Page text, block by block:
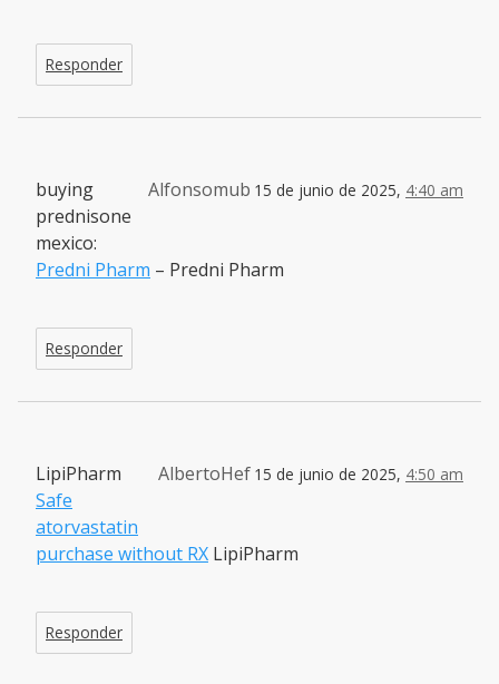
Responder
Alfonsomub 15 de junio de 2025, 4:40 am
buying
prednisone
mexico:
Predni Pharm – Predni Pharm
Responder
AlbertoHef 15 de junio de 2025, 4:50 am
LipiPharm
Safe
atorvastatin
purchase without RX LipiPharm
Responder